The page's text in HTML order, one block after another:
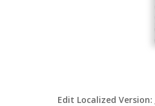
Edit Localized Version: